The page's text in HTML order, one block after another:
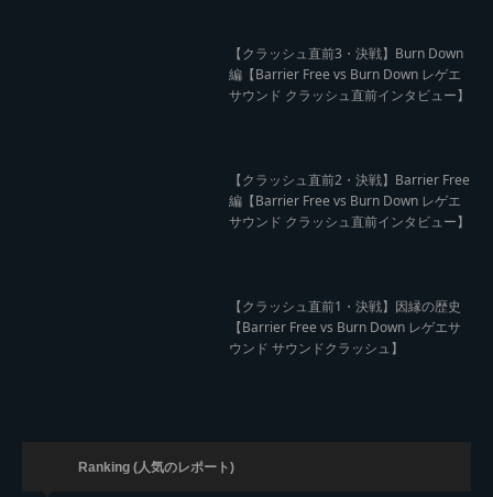
【クラッシュ直前3・決戦】Burn Down
編【Barrier Free vs Burn Down レゲエ
サウンド クラッシュ直前インタビュー】
【クラッシュ直前2・決戦】Barrier Free
編【Barrier Free vs Burn Down レゲエ
サウンド クラッシュ直前インタビュー】
【クラッシュ直前1・決戦】因縁の歴史
【Barrier Free vs Burn Down レゲエサ
ウンド サウンドクラッシュ】
Ranking (人気のレポート)